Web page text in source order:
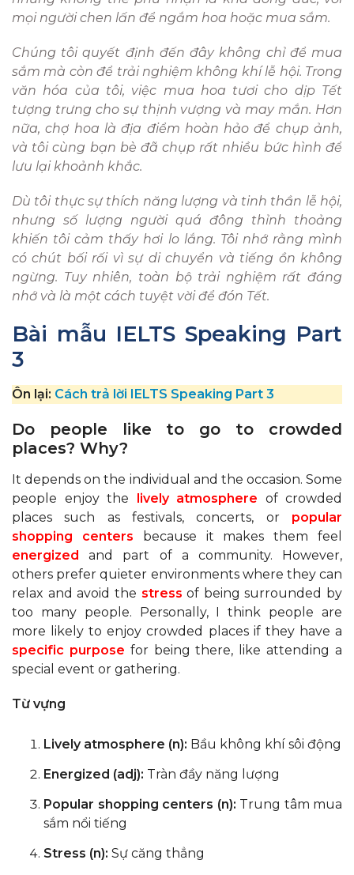
mọi người chen lấn để ngắm hoa hoặc mua sắm.
Chúng tôi quyết định đến đây không chỉ để mua
sắm mà còn để trải nghiệm không khí lễ hội. Trong
văn hóa của tôi, việc mua hoa tươi cho dịp Tết
tượng trưng cho sự thịnh vượng và may mắn. Hơn
nữa, chợ hoa là địa điểm hoàn hảo để chụp ảnh,
và tôi cùng bạn bè đã chụp rất nhiều bức hình để
lưu lại khoảnh khắc.
Dù tôi thực sự thích năng lượng và tinh thần lễ hội,
nhưng số lượng người quá đông thỉnh thoảng
khiến tôi cảm thấy hơi lo lắng. Tôi nhớ rằng mình
có chút bối rối vì sự di chuyển và tiếng ồn không
ngừng. Tuy nhiên, toàn bộ trải nghiệm rất đáng
nhớ và là một cách tuyệt vời để đón Tết.
Bài mẫu IELTS Speaking Part
3
Ôn lại: Cách trả lời IELTS Speaking Part 3
Do people like to go to crowded
places? Why?
It depends on the individual and the occasion. Some
people enjoy the
lively atmosphere of crowded
places such as festivals, concerts, or popular
shopping centers because it makes them feel
energized
and part of a community. However,
others prefer quieter environments where they can
relax and avoid the stress of being surrounded by
too many people. Personally, I think people are
more likely to enjoy crowded places if they have a
specific purpose for being there, like attending a
special event or gathering.
Từ vựng
Lively atmosphere (n): Bầu không khí sôi động
Energized (adj): Tràn đầy năng lượng
Popular shopping centers (n): Trung tâm mua
sắm nổi tiếng
Stress (n): Sự căng thẳng